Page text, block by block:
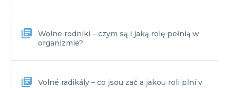
Wolne rodniki – czym są i jaką rolę pełnią w
organizmie?
Volné radikály – co jsou zač a jakou roli plní v